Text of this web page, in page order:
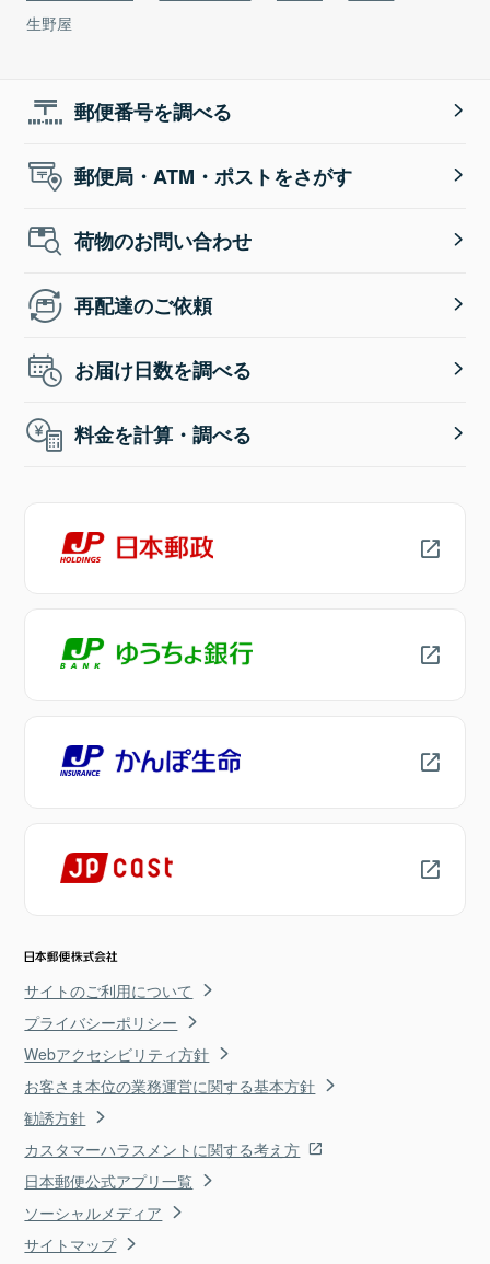
生野屋
郵便番号を調べる
郵便局・ATM・ポストをさがす
荷物のお問い合わせ
再配達のご依頼
お届け日数を調べる
料金を計算・調べる
サイトのご利用について
プライバシーポリシー
Webアクセシビリティ方針
お客さま本位の業務運営に関する基本方針
勧誘方針
カスタマーハラスメントに関する考え方
日本郵便公式アプリ一覧
ソーシャルメディア
サイトマップ